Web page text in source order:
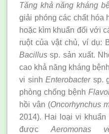
Tăng khả năng kháng
giải phóng các chất hóa
hoặc kìm khuẩn đối với
ruột của vật chủ, ví dụ:
Bacillussp. sản xuất.
cao khả năng kháng
vi sinh Enterobactersp.
phòng chống bệnh
hồi vân (Oncorhynchus
2014). Hai loại vi
được Aeromonas